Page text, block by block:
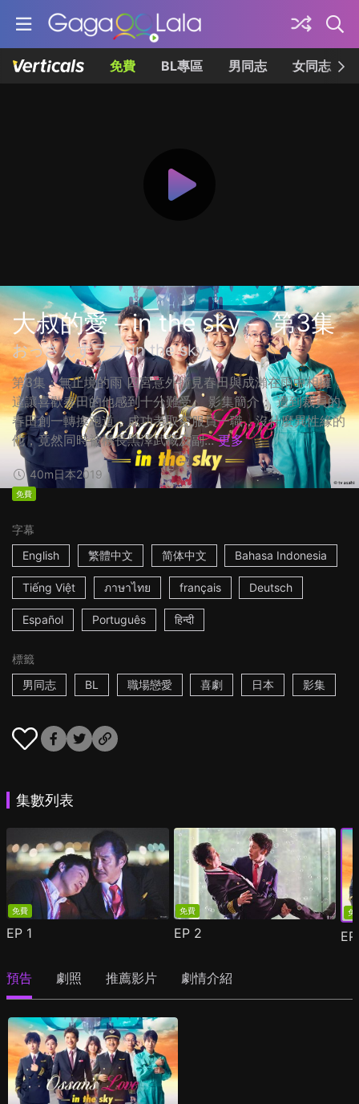
免費 BL專區 男同志 女同志
大叔的愛－in the sky－ 第3集
おっさんずラブ-in the sky-
第3集：無止境的雨 四宮意外撞見春田與成瀨在雨中相擁，
這讓喜歡春田的他感到十分難受。 影集簡介： 遭到裁員的
春田創一轉換跑道，成功考取空服員一職，沒什麼異性緣的
他，竟然同時被機長黑澤武藏及副... 更多
40m日本2019
免費
字幕
English
繁體中文 简体中文 Bahasa Indonesia
Tiếng Việt ภาษาไทย français Deutsch
Español Português हिन्दी
標籤
男同志
BL 職場戀愛 喜劇 日本 影集
集數列表
免費
EP 1
免費
EP 2
免
預告 劇照 推薦影片 劇情介紹